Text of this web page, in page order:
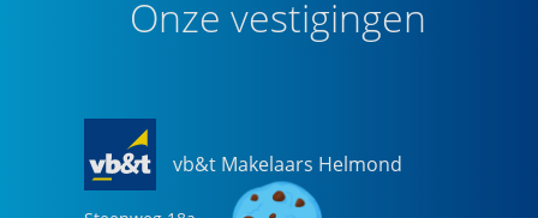
Onze vestigingen
vb&t Makelaars Helmond